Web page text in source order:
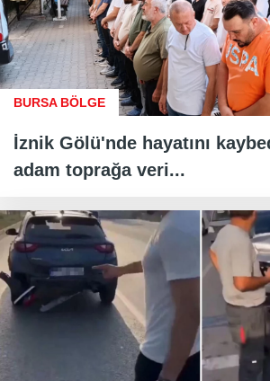
BURSA BÖLGE
İznik Gölü'nde hayatını
adam toprağa veri...